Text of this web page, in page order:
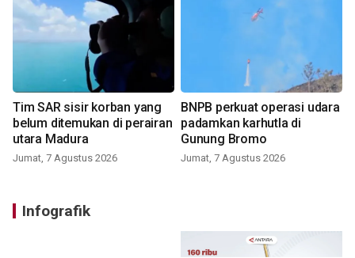
Tim SAR sisir korban yang
belum ditemukan di perairan
utara Madura
Jumat, 7 Agustus 2026
BNPB perkuat operasi udara
padamkan karhutla di
Gunung Bromo
Jumat, 7 Agustus 2026
Infografik